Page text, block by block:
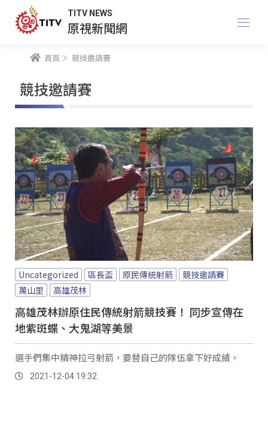
TITV NEWS
原視新聞網
首頁 競技邀請賽
競技邀請賽
Uncategorized 區長盃 原民傳統射箭
競技邀請賽
萬山里
高雄茂林
高雄茂林辦原住民傳統射箭競技賽！ 同步宣傳在
地紫斑蝶、大鬼湖等美景
選手們集中精神拉弓射箭，要替自己的隊伍拿下好成績。
2021-12-04 19:32